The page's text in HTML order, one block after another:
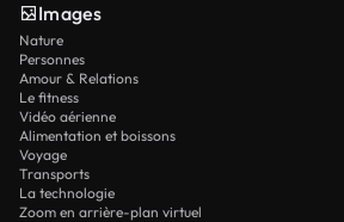
Images
Nature
Personnes
Amour & Relations
Le fitness
Vidéo aérienne
Alimentation et boissons
Voyage
Transports
La technologie
Zoom en arrière-plan virtuel